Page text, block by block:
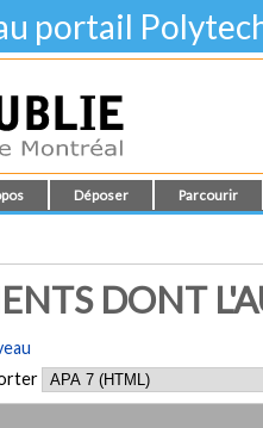
portail
Déposer Parcourir
DONT